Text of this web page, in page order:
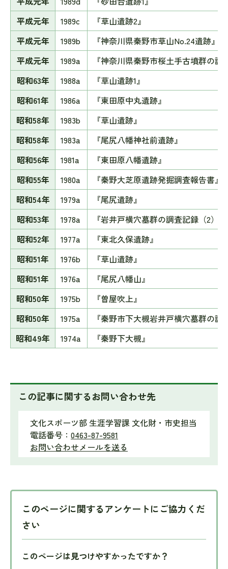
平成元年
1989c
『草山遺跡2』
平成元年
1989b
『神奈川県秦野市草山No.24遺跡』
平成元年
1989a
『神奈川県秦野市桜土手古墳群の調
昭和63年
1988a
『草山遺跡1』
昭和61年
1986a
『東田原中丸遺跡』
昭和58年
1983b
『草山遺跡』
昭和58年
1983a
『尾尻八幡神社前遺跡』
昭和56年
1981a
『東田原八幡遺跡』
昭和55年
1980a
『秦野大芝原遺跡発掘調査報告書』
昭和54年
1979a
『尾尻遺跡』
昭和53年
1978a
『岩井戸横穴墓群の調査記録（2）』
昭和52年
1977a
『東北久保遺跡』
昭和51年
1976b
『草山遺跡』
昭和51年
1976a
『尾尻八幡山』
昭和50年
1975b
『曽屋吹上』
昭和50年
1975a
『秦野市下大槻岩井戸横穴墓群の調
昭和49年
1974a 『秦野下大槻』
この記事に関するお問い合わせ先
文化スポーツ部 生涯学習課 文化財・市史担当
電話番号： 0463-87-9581
お問い合わせメールを送る
このページに関するアンケートにご協力くだ
さい
このページは見つけやすかったですか？